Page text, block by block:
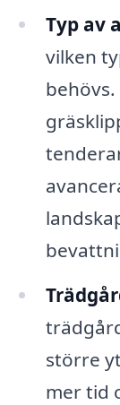
Typ av
vilken
större
mer tid